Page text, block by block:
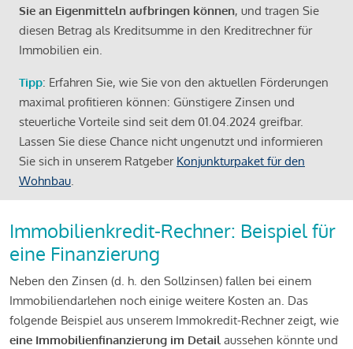
Sie an Eigenmitteln aufbringen können, und tragen Sie
diesen Betrag als Kreditsumme in den Kreditrechner für
Immobilien ein.
Tipp: Erfahren Sie, wie Sie von den aktuellen Förderungen
maximal profitieren können: Günstigere Zinsen und
steuerliche Vorteile sind seit dem 01.04.2024 greifbar.
Lassen Sie diese Chance nicht ungenutzt und informieren
Sie sich in unserem Ratgeber Konjunkturpaket für den
Wohnbau.
Immobilienkredit-Rechner: Beispiel für
eine Finanzierung
Neben den Zinsen (d. h. den Sollzinsen) fallen bei einem
Immobiliendarlehen noch einige weitere Kosten an. Das
folgende Beispiel aus unserem Immokredit-Rechner zeigt, wie
eine Immobilienfinanzierung im Detail aussehen könnte und